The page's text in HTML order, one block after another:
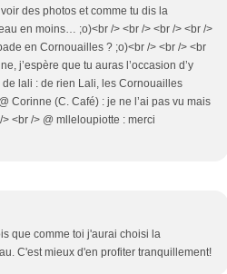
des photos et comme tu dis la
en moins… ;o)<br /> <br /> <br /> <br />
en Cornouailles ? ;o)<br /> <br /> <br
j’espère que tu auras l’occasion d’y
de lali : de rien Lali, les Cornouailles
Corinne (C. Café) : je ne l’ai pas vu mais
<br /> @ mlleloupiotte : merci
que comme toi j'aurai choisi la
C'est mieux d'en profiter tranquillement!